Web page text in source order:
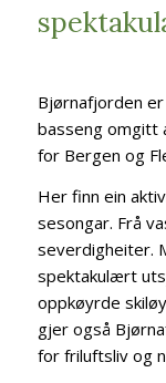
Bjørnafjorden
basseng omgitt
for Bergen og
Her finn ein
sesongar. Frå
severdigheiter.
spektakulært
oppkøyrde
gjer også
for friluftsliv og